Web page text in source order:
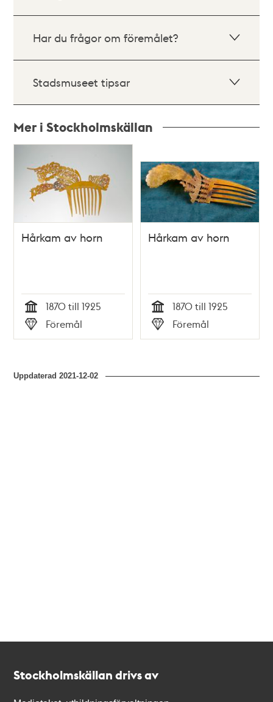
Har du frågor om föremålet?
Stadsmuseet tipsar
Mer i Stockholmskällan
poster
teman
Hårkam av horn
Tid
1870 till 1925
Typ
Föremål
Hårkam av horn
Tid
1870 till 1925
Typ
Föremål
Uppdaterad2021-12-02
Stockholmskällan drivs av